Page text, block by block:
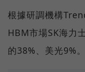
根據研調機構
HBM市場SK海力
的38%、美光9%。